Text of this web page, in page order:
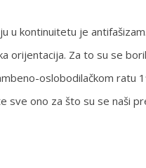
u kontinuitetu je
orijentacija. Za to su se
oslobodilačkom ratu
sve ono za što su se naši